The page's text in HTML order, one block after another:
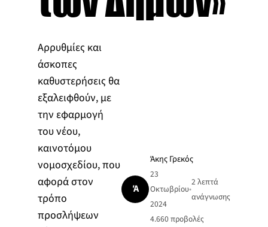
Αρρυθμίες και
άσκοπες
καθυστερήσεις θα
εξαλειφθούν, με
την εφαρμογή
του νέου,
καινοτόμου
νομοσχεδίου, που
αφορά στον
τρόπο
προσλήψεων
Ά
Άκης Γρεκός
23
Οκτωβρίου
2024
•
2 λεπτά
ανάγνωσης
4.660προβολές